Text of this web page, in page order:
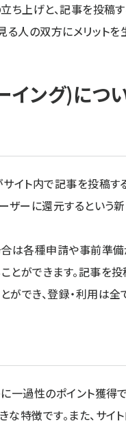
ち上げと、記事を投稿
る人の双方にメリット
ング)につ
イト内で記事を投稿
ーに還元するという新
は各種申請や事前準
ができます。記事を
でき、登録・利用は全
一過性のポイント獲
特徴です。また、サイ